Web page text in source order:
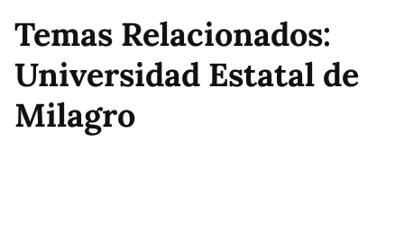
Temas Relacionados:
Universidad Estatal de
Milagro